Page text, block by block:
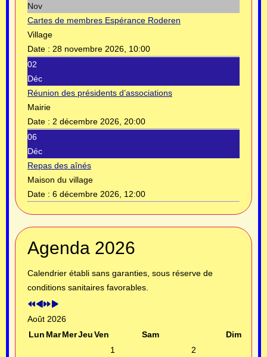
Nov
Cartes de membres Espérance Roderen
Village
Date : 28 novembre 2026, 10:00
02
Déc
Réunion des présidents d’associations
Mairie
Date : 2 décembre 2026, 20:00
06
Déc
Repas des aînés
Maison du village
Date : 6 décembre 2026, 12:00
Agenda 2026
Calendrier établi sans garanties, sous réserve de
conditions sanitaires favorables.
Année
précédente
précédent
suivante
suivant
Août 2026
Lun MarMerJeuVen Sam
Dim
1
2